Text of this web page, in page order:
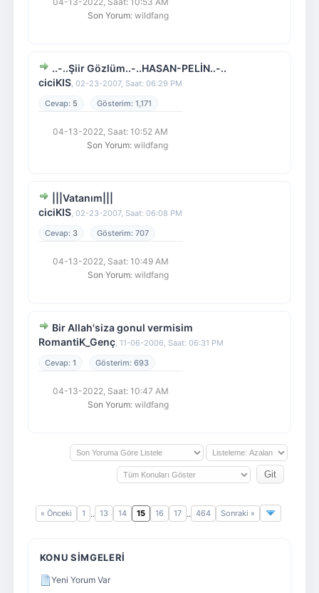
Son Yorum: wildfang
..-..Şiir Gözlüm..-..HASAN-PELİN..-..
ciciKIS, 02-23-2007, Saat: 06:29 PM
5
1,171
04-13-2022, Saat: 10:52 AM
Son Yorum: wildfang
|||Vatanım|||
ciciKIS, 02-23-2007, Saat: 06:08 PM
3
707
04-13-2022, Saat: 10:49 AM
Son Yorum: wildfang
Bir Allah'siza gonul vermisim
RomantiK_Genç, 11-06-2006, Saat: 06:31 PM
1
693
04-13-2022, Saat: 10:47 AM
Son Yorum: wildfang
« Önceki 1 .. 13 14 15 16 17 .. 464 Sonraki »
KONU SIMGELERI
Yeni Yorum Var